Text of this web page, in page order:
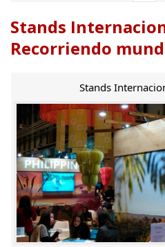
Stands
Recorriendo
Stands